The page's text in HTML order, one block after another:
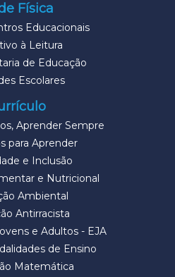
Física
Educacionais
à Leitura
de Educação
Escolares
Aprender Sempre
para Aprender
e Inclusão
e Nutricional
Ambiental
Antirracista
e Adultos - EJA
de Ensino
Matemática